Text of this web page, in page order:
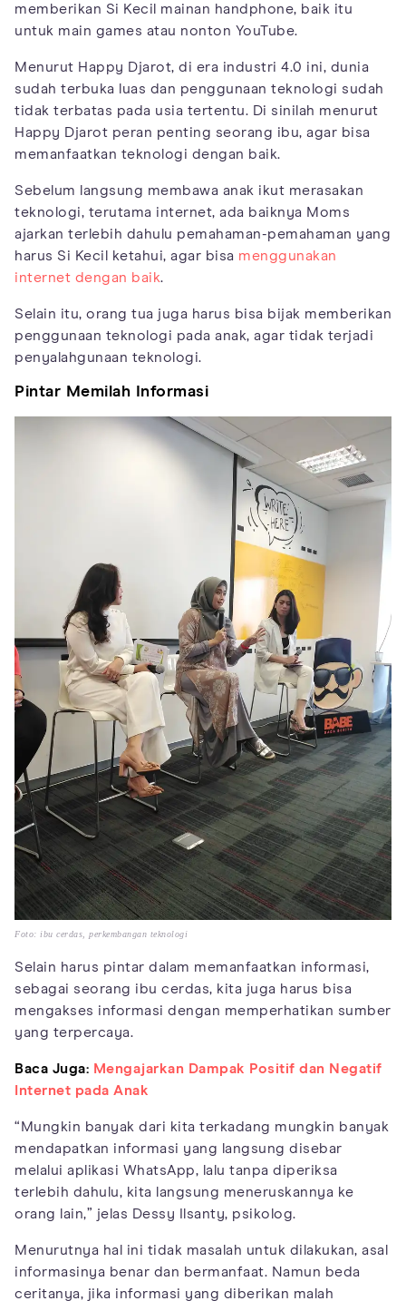
memberikan Si Kecil mainan handphone, baik itu
untuk main games atau nonton YouTube.
Menurut Happy Djarot, di era industri 4.0 ini, dunia
sudah terbuka luas dan penggunaan teknologi sudah
tidak terbatas pada usia tertentu. Di sinilah menurut
Happy Djarot peran penting seorang ibu, agar bisa
memanfaatkan teknologi dengan baik.
Sebelum langsung membawa anak ikut merasakan
teknologi, terutama internet, ada baiknya Moms
ajarkan terlebih dahulu pemahaman-pemahaman yang
harus Si Kecil ketahui, agar bisa menggunakan
internet dengan baik.
Selain itu, orang tua juga harus bisa bijak memberikan
penggunaan teknologi pada anak, agar tidak terjadi
penyalahgunaan teknologi.
Pintar Memilah Informasi
Foto: ibu cerdas, perkembangan teknologi
Selain harus pintar dalam memanfaatkan informasi,
sebagai seorang ibu cerdas, kita juga harus bisa
mengakses informasi dengan memperhatikan sumber
yang terpercaya.
Baca Juga: Mengajarkan Dampak Positif dan Negatif
Internet pada Anak
“Mungkin banyak dari kita terkadang mungkin banyak
mendapatkan informasi yang langsung disebar
melalui aplikasi WhatsApp, lalu tanpa diperiksa
terlebih dahulu, kita langsung meneruskannya ke
orang lain,” jelas Dessy Ilsanty, psikolog.
Menurutnya hal ini tidak masalah untuk dilakukan, asal
informasinya benar dan bermanfaat. Namun beda
ceritanya, jika informasi yang diberikan malah